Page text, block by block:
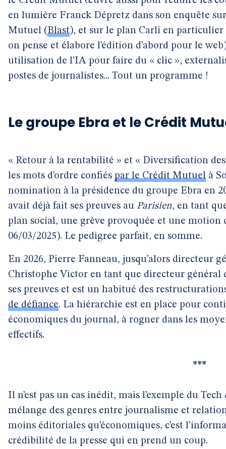
en lumière Franck Dépretz dans son enquête
Mutuel (Blast), et sur le plan Carli en
on pense et élabore l’édition d’abord pour le
utilisation de l’IA pour faire du « clic »,
postes de journalistes... Tout un programme !
Le groupe Ebra et le Crédit
« Retour à la rentabilité » et « Diversification
les mots d’ordre confiés par le Crédit Mutuel à
nomination à la présidence du groupe Ebra en
avait déjà fait ses preuves au Parisien, en tant
plan social, une grève provoquée et une motion
06/03/2025). Le pedigree parfait, en somme.
En 2026, Pierre Fanneau, jusqu’alors directeur
Christophe Victor en tant que directeur général
ses preuves et est un habitué des
de défiance. La hiérarchie est en place pour
économiques du journal, à rogner dans les
effectifs.
***
Il n’est pas un cas inédit, mais l’exemple du
mélange des genres entre journalisme et
moins éditoriales qu’économiques, c’est
crédibilité de la presse qui en prend un coup.